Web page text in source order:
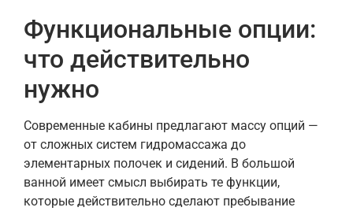
Функциональные опции:
что действительно
нужно
Современные кабины предлагают массу опций —
от сложных систем гидромассажа до
элементарных полочек и сидений. В большой
ванной имеет смысл выбирать те функции,
которые действительно сделают пребывание